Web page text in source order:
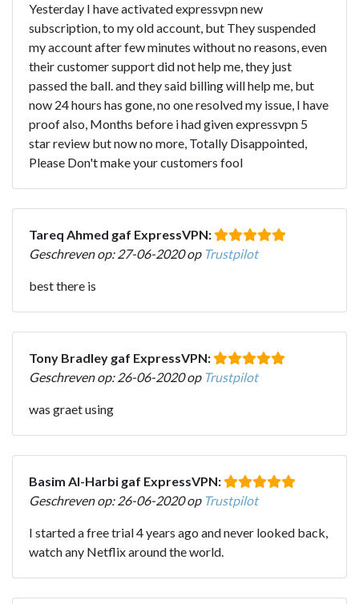
Yesterday I have activated expressvpn new
subscription, to my old account, but They suspended
my account after few minutes without no reasons, even
their customer support did not help me, they just
passed the ball. and they said billing will help me, but
now 24 hours has gone, no one resolved my issue, I have
proof also, Months before i had given expressvpn 5
star review but now no more, Totally Disappointed,
Please Don't make your customers fool
Tareq Ahmed gaf ExpressVPN:
Geschreven op: 27-06-2020 op Trustpilot
best there is
Tony Bradley gaf ExpressVPN:
Geschreven op: 26-06-2020 op Trustpilot
was graet using
Basim Al-Harbi gaf ExpressVPN:
Geschreven op: 26-06-2020 op Trustpilot
I started a free trial 4 years ago and never looked back,
watch any Netflix around the world.